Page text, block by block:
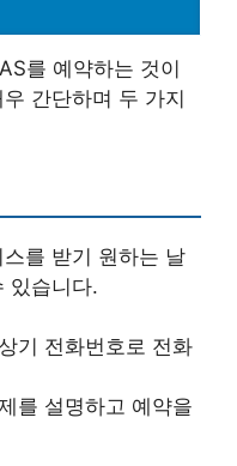
를 예약하는 것이
간단하며 두 가지
를 받기 원하는 날
있습니다.
기 전화번호로 전화
를 설명하고 예약을